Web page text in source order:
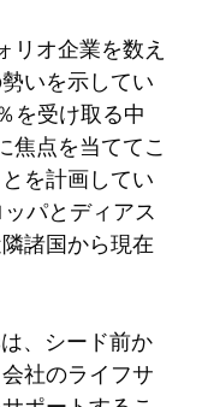
リオ企業を数え
いを示してい
を受け取る中
焦点を当ててこ
を計画してい
パとディアス
諸国から現在
、シード前か
社のライフサ